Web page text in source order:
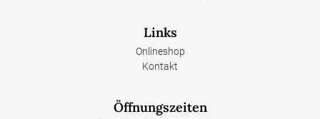
Links
Onlineshop
Kontakt
Öffnungszeiten